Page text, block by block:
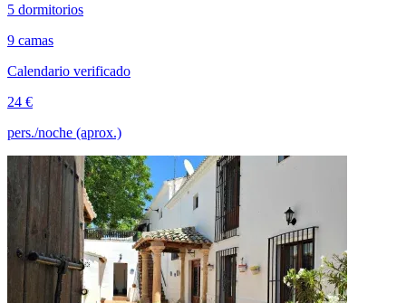
5 dormitorios
9 camas
Calendario verificado
24 €
pers./noche (aprox.)